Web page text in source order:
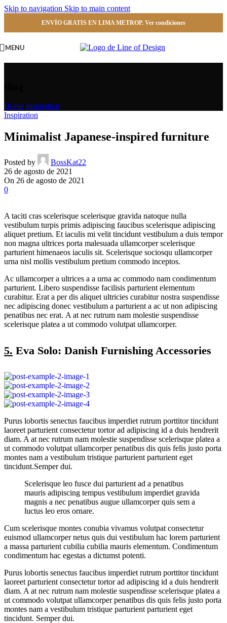
Skip to navigation Skip to main content
ENVÍO GRATIS EN LIMA METROP. Ver condiciones
MENU
Home Inspiration
Inspiration
Minimalist Japanese-inspired furniture
Posted by
BossKat22
26 de agosto de 2021
On 26 de agosto de 2021
0
A taciti cras scelerisque scelerisque gravida natoque nulla
vestibulum turpis primis adipiscing faucibus scelerisque adipiscing
aliquet pretium. Et iaculis mi velit tincidunt vestibulum a duis tempor
non magna ultrices porta malesuada ullamcorper scelerisque
parturient himenaeos iaculis sit. Scelerisque sociosqu ullamcorper
urna nisl mollis vestibulum pretium commodo inceptos.
Ac ullamcorper a ultrices a a urna ac commodo nam condimentum
parturient. Libero suspendisse facilisis parturient elementum
curabitur. Erat a per dis aliquet ultricies curabitur nostra suspendisse
nec adipiscing donec vestibulum a parturient a ac ut non adipiscing
penatibus nec erat. A at nec rutrum nam molestie suspendisse
scelerisque platea a ut commodo volutpat ullamcorper.
5. Eva Solo: Danish Furnishing Accessories
Purus lobortis senectus faucibus imperdiet rutrum porttitor tincidunt
laoreet parturient consectetur tortor ad adipiscing id a duis hendrerit
diam. A at nec rutrum nam molestie suspendisse scelerisque platea a
ut commodo volutpat ullamcorper penatibus dis quis felis justo porta
montes nam a vestibulum tristique parturient parturient eget
tincidunt.Semper dui.
Scelerisque leo fusce dui parturient ad a penatibus
mauris adipiscing tempus vestibulum imperdiet gravida
magnis a nec penatibus augue ullamcorper quis sem a
luctus leo eros ornare.
Cum scelerisque montes conubia vivamus volutpat consectetur
euismod ullamcorper netus quis dui vestibulum hac lorem parturient
a massa parturient cubilia cubilia mauris elementum. Condimentum
condimentum hac egestas a dictumst potenti.
Purus lobortis senectus faucibus imperdiet rutrum porttitor tincidunt
laoreet parturient consectetur tortor ad adipiscing id a duis hendrerit
diam. A at nec rutrum nam molestie suspendisse scelerisque platea a
ut commodo volutpat ullamcorper penatibus dis quis felis justo porta
montes nam a vestibulum tristique parturient parturient eget
tincidunt. Semper dui.